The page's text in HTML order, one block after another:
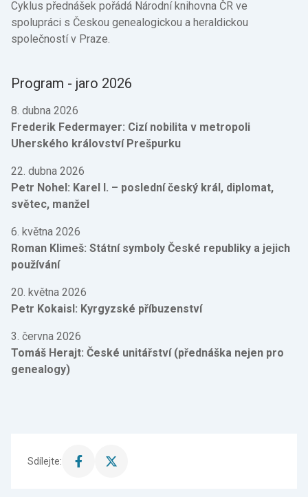
Cyklus přednášek pořádá Národní knihovna ČR ve
spolupráci s Českou genealogickou a heraldickou
společností v Praze.
Program - jaro 2026
8. dubna 2026
Frederik Federmayer: Cizí nobilita v metropoli
Uherského království Prešpurku
22. dubna 2026
Petr Nohel: Karel I. – poslední český král, diplomat,
světec, manžel
6. května 2026
Roman Klimeš: Státní symboly České republiky a jejich
používání
20. května 2026
Petr Kokaisl: Kyrgyzské příbuzenství
3. června 2026
Tomáš Herajt: České unitářství (přednáška nejen pro
genealogy)
Sdílejte:
Sdílet
Sdílet